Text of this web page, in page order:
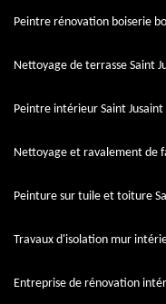
Peintre rénovation boiserie
Nettoyage de terrasse Saint
Peintre intérieur Saint Jusaint
Nettoyage et ravalement de
Peinture sur tuile et toiture
Travaux d'isolation mur
Entreprise de rénovation